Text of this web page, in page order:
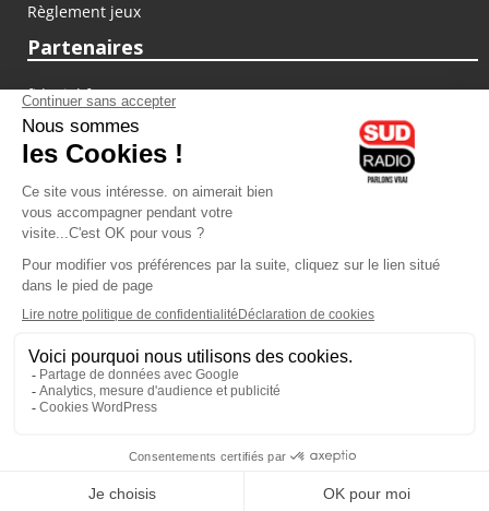
Règlement jeux
Partenaires
fiducial.fr
lyoncapitale.fr
olympique-et-lyonnais.com
L'application Iphone / Android
Téléchargez l'application
Les cookies
Gestion des cookies
Crédit photos : ©Sud Radio / Pierre Olivier
10H00
Le Grand Matin Week-end
10H00 - 12H00
Moreau
On parle auto